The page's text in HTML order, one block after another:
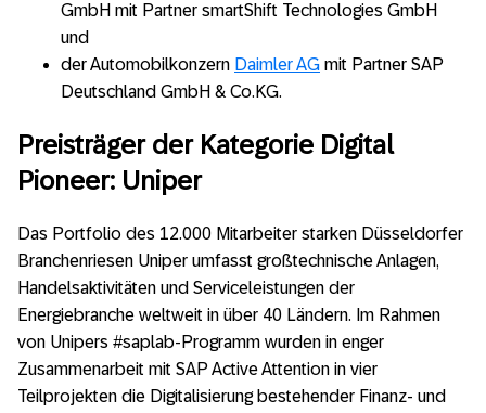
GmbH mit Partner smartShift Technologies GmbH
und
der Automobilkonzern Daimler AG mit Partner SAP
Deutschland GmbH & Co.KG.
Preisträger der Kategorie Digital
Pioneer: Uniper
Das Portfolio des 12.000 Mitarbeiter starken Düsseldorfer
Branchenriesen Uniper umfasst großtechnische Anlagen,
Handelsaktivitäten und Serviceleistungen der
Energiebranche weltweit in über 40 Ländern. Im Rahmen
von Unipers #saplab-Programm wurden in enger
Zusammenarbeit mit SAP Active Attention in vier
Teilprojekten die Digitalisierung bestehender Finanz- und